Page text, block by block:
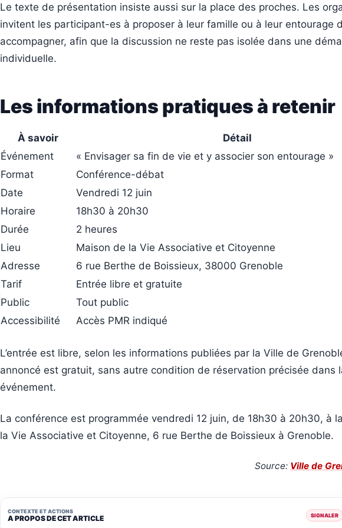
Le texte de présentation insiste aussi sur la place des proches. Les
invitent les participant-es à proposer à leur famille ou à leur entourage
accompagner, afin que la discussion ne reste pas isolée dans une
individuelle.
Les informations pratiques à retenir
À savoir
Détail
Événement
« Envisager sa fin de vie et y associer son entourage »
Format
Conférence-débat
Date
Vendredi 12 juin
Horaire
18h30 à 20h30
Durée
2 heures
Lieu
Maison de la Vie Associative et Citoyenne
Adresse
6 rue Berthe de Boissieux, 38000 Grenoble
Tarif
Entrée libre et gratuite
Public
Tout public
Accessibilité
Accès PMR indiqué
L’entrée est libre, selon les informations publiées par la Ville de
annoncé est gratuit, sans autre condition de réservation précisée dans
événement.
La conférence est programmée vendredi 12 juin, de 18h30 à 20h30, à
la Vie Associative et Citoyenne, 6 rue Berthe de Boissieux à Grenoble.
Source: Ville de
CONTEXTE ET ACTIONS
A PROPOS DE CET ARTICLE SIGNALER